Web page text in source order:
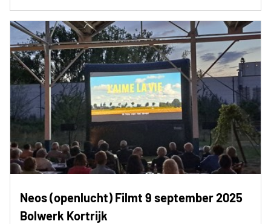
Neos (openlucht) Filmt 9 september 2025
Bolwerk Kortrijk